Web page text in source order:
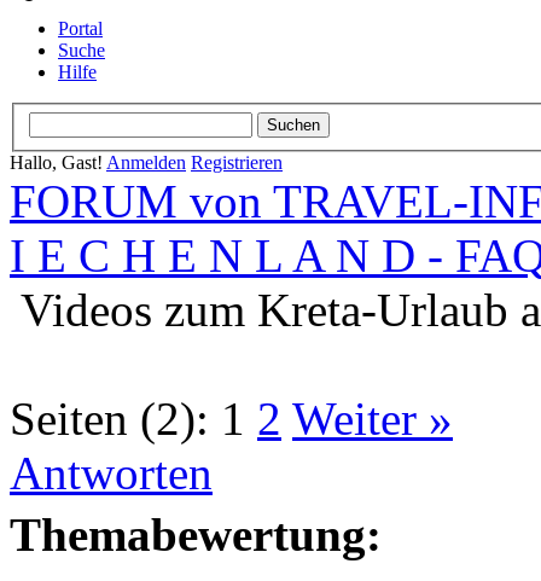
Portal
Suche
Hilfe
Hallo, Gast! Anmelden Registrieren
FORUM von TRAVEL-
I E C H E N L A N D -
Videos zum Kreta-Urlaub
Seiten (2): 1 2 Weiter »
Antworten
Themabewertung: